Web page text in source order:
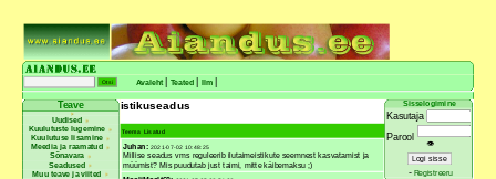
Avaleht Teated Ilm
Teave
Uudised
Kuulutuste lugemine
Kuulutuse lisamine
Meedia ja raamatud
Sõnavara
Seadused
Muu teave ja viited
istikuseadus
Teema Lisatud
Juhan: 2021-07-02 10:48:25
Millise seadus vms reguleerib ilutaimeistikute seemnest kasvatamist ja
müümist? Mis puudutab just taimi, mitte käibemaksu ;)
Sisselogimine
Kasutaja
Parool
👁
- Registreeru